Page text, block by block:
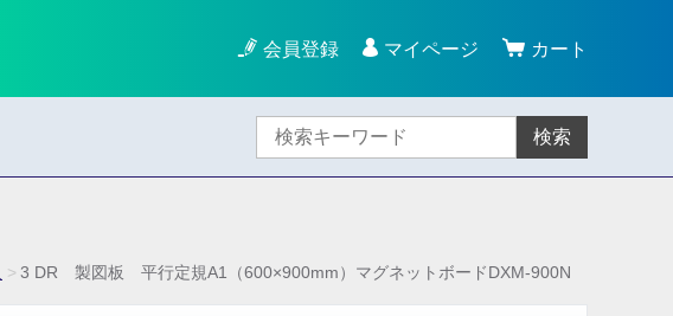
会員登録 マイページ カート
検索
3 DR 製図板 平行定規A1（600×900mm）マグネットボードDXM-900N